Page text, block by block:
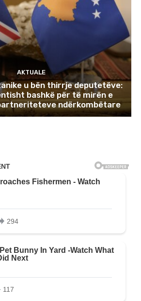
AKTUALE
u bën thirrje deputetëve:
bashkë për të mirën e
ndërkombëtare